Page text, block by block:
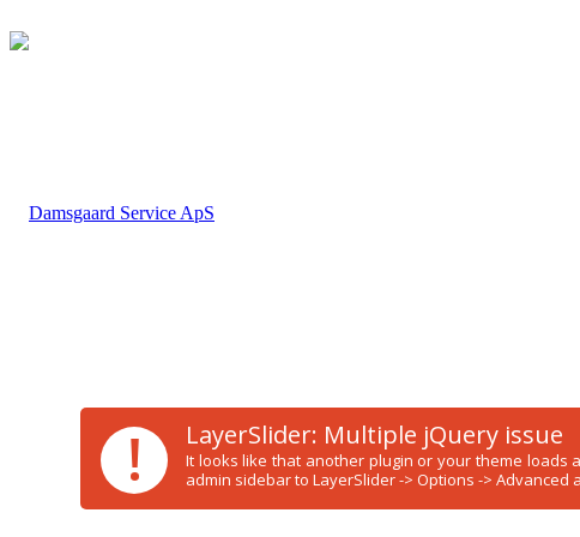
! LayerSlider: Multiple jQuery issue
It looks like that another plugin or your theme loads
admin sidebar to LayerSlider -> Options ->